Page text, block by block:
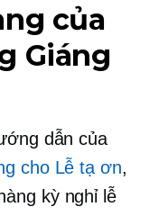
của
Giáng
dẫn của
cho Lễ tạ ơn,
kỳ nghỉ lễ